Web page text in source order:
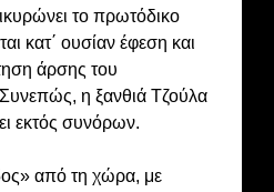
το πρωτόδικο
κατ΄ ουσίαν έφεση και
άρσης του
Συνεπώς, η ξανθιά Τζούλα
εκτός συνόρων.
από τη χώρα, με